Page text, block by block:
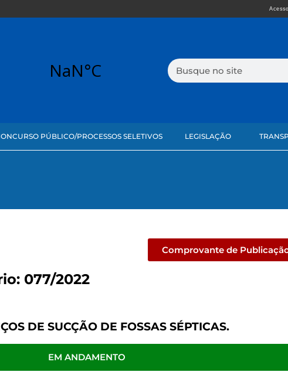
PÚBLICO/PROCESSOS SELETIVOS LEGISLAÇÃO
Comprovante de
077/2022
DE SUCÇÃO DE FOSSAS SÉPTICAS.
EM ANDAMENTO